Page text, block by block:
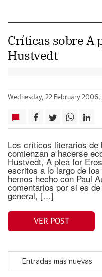
Críticas sobre A
Hustvedt
Wednesday, 22 February 2006,
Los críticos literarios de
comienzan a hacerse
Hustvedt, A plea for
escritos a lo largo de
hemos hecho con Paul
comentarios por si es
general, […]
VER POST
Entradas más nuevas